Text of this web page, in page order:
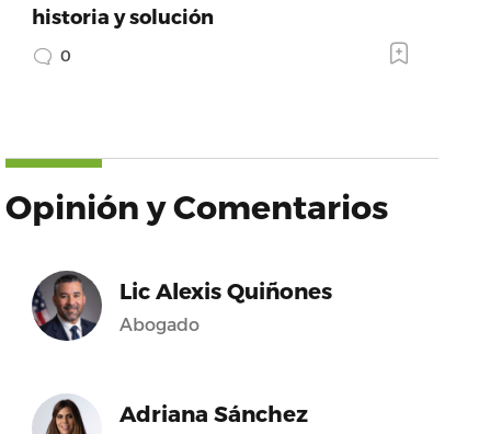
historia y solución
0
Opinión y Comentarios
Lic Alexis Quiñones
Abogado
Adriana Sánchez